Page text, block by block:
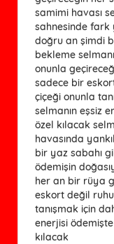
samimi havası
sahnesinde fark
doğru an şimdi
bekleme
onunla
sadece bir
çiçeği onunla
selmanın eşsiz
özel kılacak
havasında
bir yaz sabahı
ödemişin
her an bir rüya
eskort değil
tanışmak için
enerjisi
kılacak